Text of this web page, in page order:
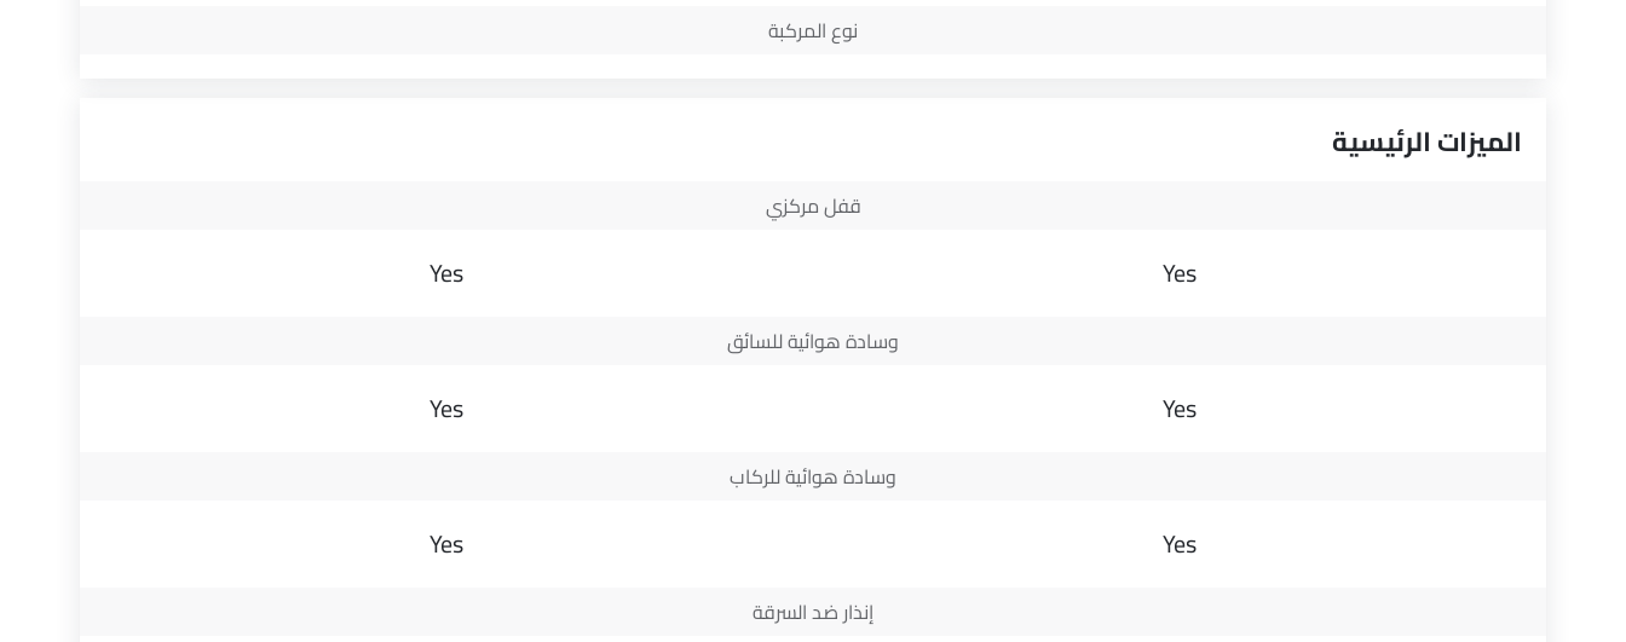
نوع المركبة
الميزات الرئيسية
قفل مركزي
Yes
Yes
وسادة هوائية للسائق
Yes
Yes
وسادة هوائية للركاب
Yes
Yes
إنذار ضد السرقة